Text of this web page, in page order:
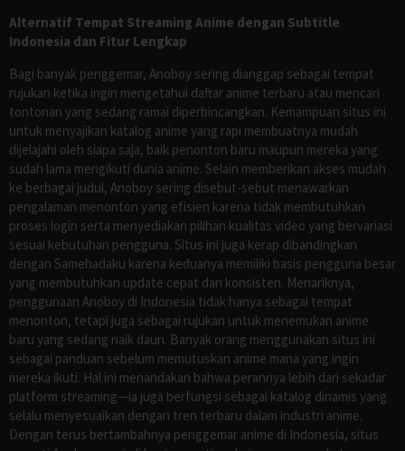
Alternatif Tempat Streaming Anime dengan Subtitle
Indonesia dan Fitur Lengkap
Bagi banyak penggemar, Anoboy sering dianggap sebagai tempat
rujukan ketika ingin mengetahui daftar anime terbaru atau mencari
tontonan yang sedang ramai diperbincangkan. Kemampuan situs ini
untuk menyajikan katalog anime yang rapi membuatnya mudah
dijelajahi oleh siapa saja, baik penonton baru maupun mereka yang
sudah lama mengikuti dunia anime. Selain memberikan akses mudah
ke berbagai judul, Anoboy sering disebut-sebut menawarkan
pengalaman menonton yang efisien karena tidak membutuhkan
proses login serta menyediakan pilihan kualitas video yang bervariasi
sesuai kebutuhan pengguna. Situs ini juga kerap dibandingkan
dengan Samehadaku karena keduanya memiliki basis pengguna besar
yang membutuhkan update cepat dan konsisten. Menariknya,
penggunaan Anoboy di Indonesia tidak hanya sebagai tempat
menonton, tetapi juga sebagai rujukan untuk menemukan anime
baru yang sedang naik daun. Banyak orang menggunakan situs ini
sebagai panduan sebelum memutuskan anime mana yang ingin
mereka ikuti. Hal ini menandakan bahwa perannya lebih dari sekadar
platform streaming—ia juga berfungsi sebagai katalog dinamis yang
selalu menyesuaikan dengan tren terbaru dalam industri anime.
Dengan terus bertambahnya penggemar anime di Indonesia, situs